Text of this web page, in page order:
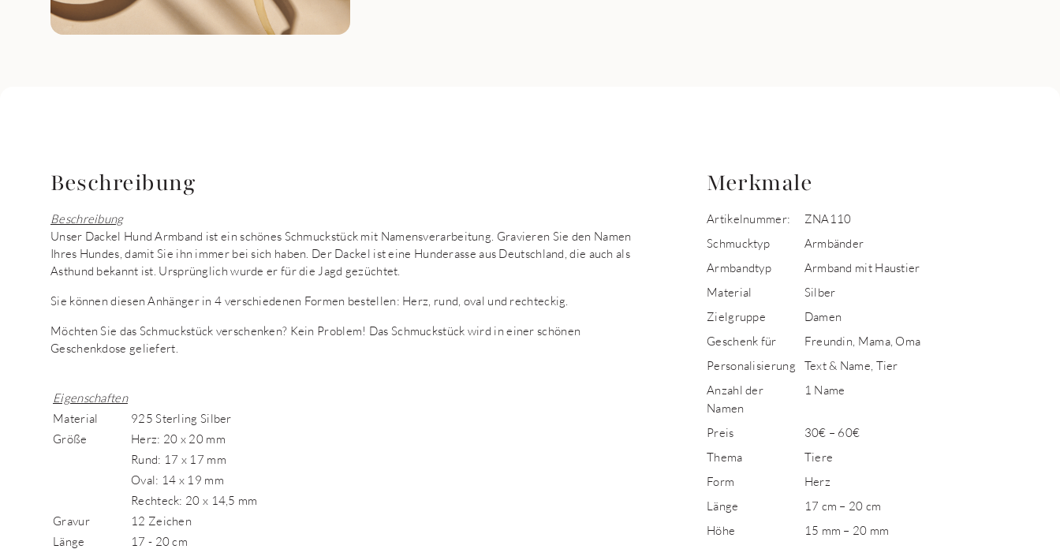
Beschreibung
Beschreibung
Unser Dackel Hund Armband ist ein schönes Schmuckstück mit Namensverarbeitung. Gravieren Sie den Namen
Ihres Hundes, damit Sie ihn immer bei sich haben. Der Dackel ist eine Hunderasse aus Deutschland, die auch als
Asthund bekannt ist. Ursprünglich wurde er für die Jagd gezüchtet.
Sie können diesen Anhänger in 4 verschiedenen Formen bestellen: Herz, rund, oval und rechteckig.
Möchten Sie das Schmuckstück verschenken? Kein Problem! Das Schmuckstück wird in einer schönen
Geschenkdose geliefert.
Eigenschaften
Material
925 Sterling Silber
Größe
Herz: 20 x 20 mm
Rund: 17 x 17 mm
Oval: 14 x 19 mm
Rechteck: 20 x 14,5 mm
Gravur
12 Zeichen
Länge
17 - 20 cm
Merkmale
Artikelnummer:
ZNA110
Schmucktyp
Armbänder
Armbandtyp
Armband mit Haustier
Material
Silber
Zielgruppe
Damen
Geschenk für
Freundin, Mama, Oma
Personalisierung
Text & Name, Tier
Anzahl der
Namen
1 Name
Preis
30€ – 60€
Thema
Tiere
Form
Herz
Länge
17 cm – 20 cm
Höhe
15 mm – 20 mm